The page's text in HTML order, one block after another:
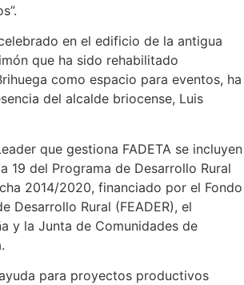
en el edificio de la antigua
que ha sido rehabilitado
como espacio para eventos, ha
del alcalde briocense, Luis
que gestiona FADETA se incluyen
19 del Programa de Desarrollo Rural
2014/2020, financiado por el Fondo
Desarrollo Rural (FEADER), el
y la Junta de Comunidades de
para proyectos productivos